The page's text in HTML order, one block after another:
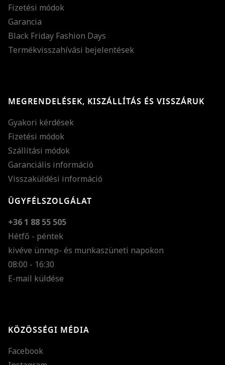
Fizetési módok
Garancia
Black Friday Fashion Days
Termékvisszahívási bejelentések
MEGRENDELÉSEK, KISZÁLLÍTÁS ÉS VISSZÁRUK
Gyakori kérdések
Fizetési módok
Szállítási módok
Garanciális információ
Visszaküldési információ
ÜGYFÉLSZOLGÁLAT
+36 1 88 55 505
Hétfő - péntek
kivéve ünnep- és munkaszüneti napokon
08:00 - 16:30
E-mail küldése
KÖZÖSSÉGI MÉDIA
Facebook